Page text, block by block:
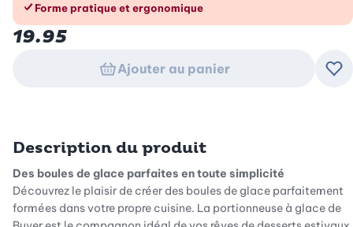
Forme pratique et ergonomique
19.95
Ajouter au panier
Description du produit
Des boules de glace parfaites en toute simplicité
Découvrez le plaisir de créer des boules de glace parfaitement
formées dans votre propre cuisine. La portionneuse à glace de